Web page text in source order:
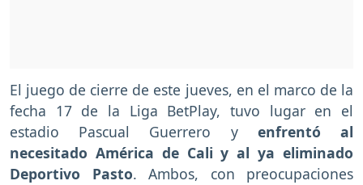
El juego de cierre de este jueves, en el marco de la
fecha 17 de la Liga BetPlay, tuvo lugar en el
estadio Pascual Guerrero y enfrentó al
necesitado América de Cali y al ya eliminado
Deportivo Pasto. Ambos, con preocupaciones